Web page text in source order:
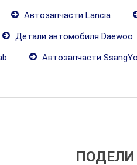
Автозапчасти Lancia
Детали автомобиля Daewoo
Автозапчасти